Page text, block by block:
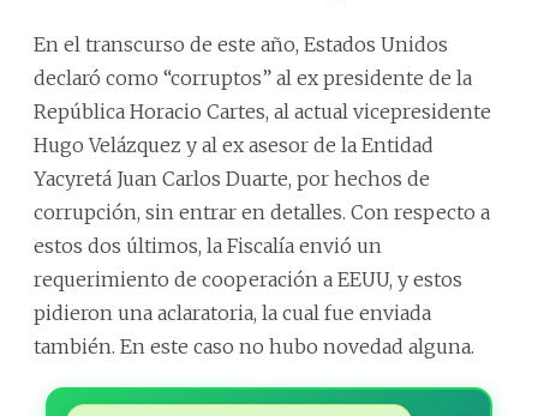
En el transcurso de este año, Estados Unidos
declaró como “corruptos” al ex presidente de la
República Horacio Cartes, al actual vicepresidente
Hugo Velázquez y al ex asesor de la Entidad
Yacyretá Juan Carlos Duarte, por hechos de
corrupción, sin entrar en detalles. Con respecto a
estos dos últimos, la Fiscalía envió un
requerimiento de cooperación a EEUU, y estos
pidieron una aclaratoria, la cual fue enviada
también. En este caso no hubo novedad alguna.